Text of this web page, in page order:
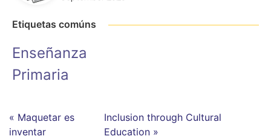
Etiquetas comúns
Enseñanza
Primaria
« Maquetar es
inventar
Inclusion through Cultural
Education »